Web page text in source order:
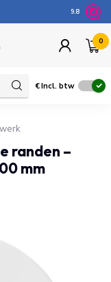
100
9.8
0
€Incl. btw
randen –
mm